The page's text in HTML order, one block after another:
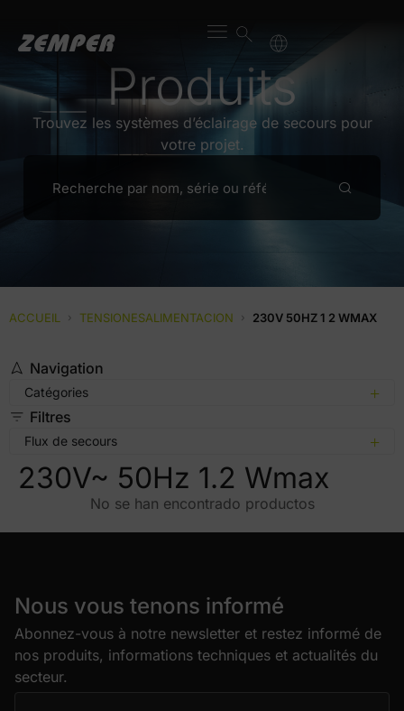
Produits
Trouvez les systèmes d’éclairage de secours pour
votre projet.
ACCUEIL › TENSIONESALIMENTACION › 230V 50HZ 1 2 WMAX
Navigation
Catégories
Filtres
Flux de secours
230V~ 50Hz 1.2 Wmax
No se han encontrado productos
Nous vous tenons informé
Abonnez-vous à notre newsletter et restez informé de
nos produits, informations techniques et actualités du
secteur.